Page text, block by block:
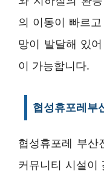
의 이동이 빠르
망이 발달해 있
이 가능합니다.
협성휴포레부
협성휴포레 부산
커뮤니티 시설이